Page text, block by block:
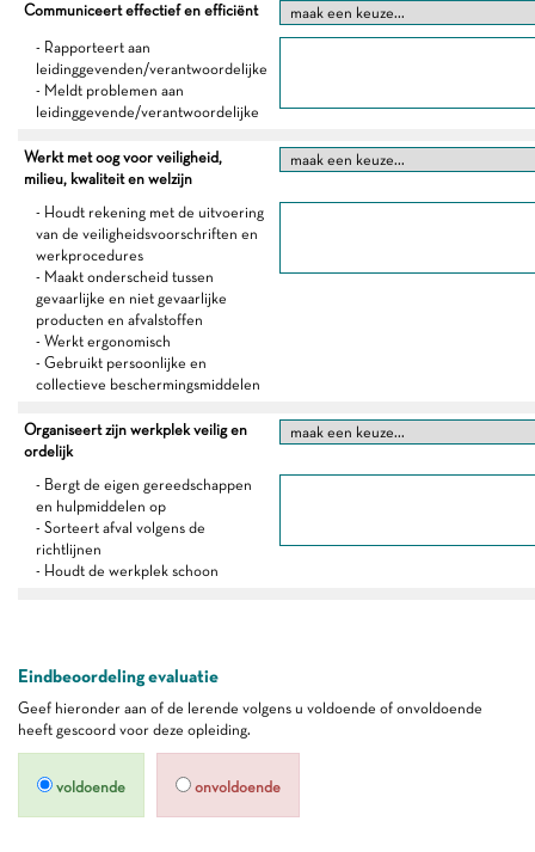
Communiceert effectief en efficiënt
- Rapporteert aan
leidinggevenden/verantwoordelijke
- Meldt problemen aan
leidinggevende/verantwoordelijke
Werkt met oog voor veiligheid,
milieu, kwaliteit en welzijn
- Houdt rekening met de uitvoering
van de veiligheidsvoorschriften en
werkprocedures
- Maakt onderscheid tussen
gevaarlijke en niet gevaarlijke
producten en afvalstoffen
- Werkt ergonomisch
- Gebruikt persoonlijke en
collectieve beschermingsmiddelen
Organiseert zijn werkplek veilig en
ordelijk
- Bergt de eigen gereedschappen
en hulpmiddelen op
- Sorteert afval volgens de
richtlijnen
- Houdt de werkplek schoon
Eindbeoordeling evaluatie
Geef hieronder aan of de lerende volgens u voldoende of onvoldoende
heeft gescoord voor deze opleiding.
voldoende onvoldoende